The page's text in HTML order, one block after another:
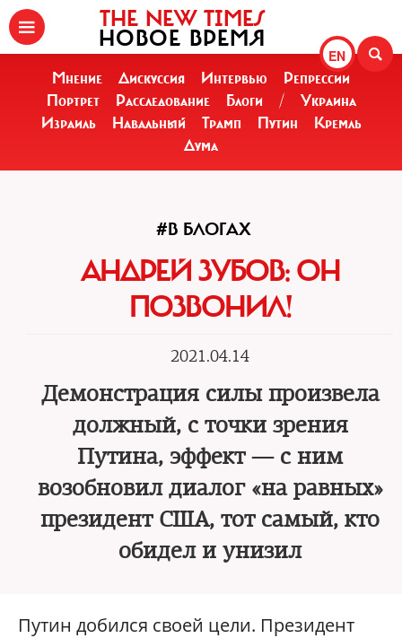
EN
THE NEW TIMES
НОВОЕ ВРЕМЯ
Мнение Дискуссия Интервью
Репрессии
Портрет
Расследование Блоги /
Украина
Израиль
Навальный Трамп Путин
Кремль
Дума
#В БЛОГАХ
АНДРЕЙ ЗУБОВ: ОН
ПОЗВОНИЛ!
2021.04.14
Демонстрация силы произвела
должный, с точки зрения
Путина, эффект — с ним
возобновил диалог «на равных»
президент США, тот самый, кто
обидел и унизил
Путин добился своей цели. Президент